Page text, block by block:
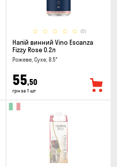
(0)
Напій винний Vino Escanza
Fizzy Rose 0.2л
Рожеве, Сухе, 8.5°
55,50
грн за 1 шт